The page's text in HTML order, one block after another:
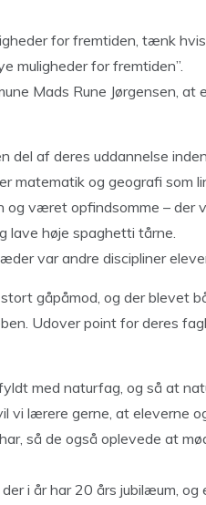
for fremtiden, tænk
muligheder for fremtiden”.
Mads Rune Jørgensen, at
del af deres uddannelse
matematik og geografi som
og været opfindsomme – der
lave høje spaghetti tårne.
var andre discipliner
gåpåmod, og der blevet
Udover point for deres
med naturfag, og så at
vi lærere gerne, at eleverne
så de også oplevede at
i år har 20 års jubilæum,